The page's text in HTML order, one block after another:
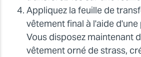
Appliquez la feuille de
vêtement final à l'aide d'une
Vous disposez maintenant
vêtement orné de strass,